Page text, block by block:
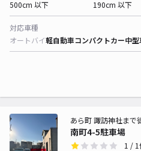
500cm 以下
190cm 以下
対応車種
オートバイ軽自動車コンパクトカー中型
南町4-5駐車場
あら町 諏訪神社まで
1 / 1